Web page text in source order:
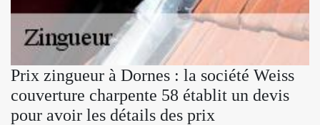
Prix zingueur à Dornes : la société Weiss
couverture charpente 58 établit un devis
pour avoir les détails des prix